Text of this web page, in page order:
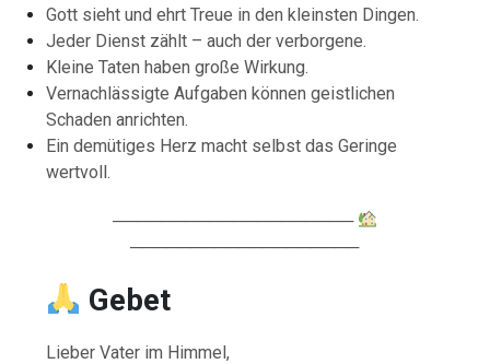
Gott sieht und ehrt Treue in den kleinsten Dingen.
Jeder Dienst zählt – auch der verborgene.
Kleine Taten haben große Wirkung.
Vernachlässigte Aufgaben können geistlichen
Schaden anrichten.
Ein demütiges Herz macht selbst das Geringe
wertvoll.
────────────────────
───────────────────
Gebet
Lieber Vater im Himmel,